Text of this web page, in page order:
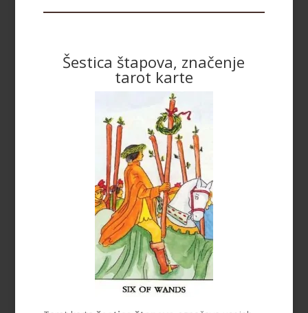
Šestica štapova, značenje
tarot karte